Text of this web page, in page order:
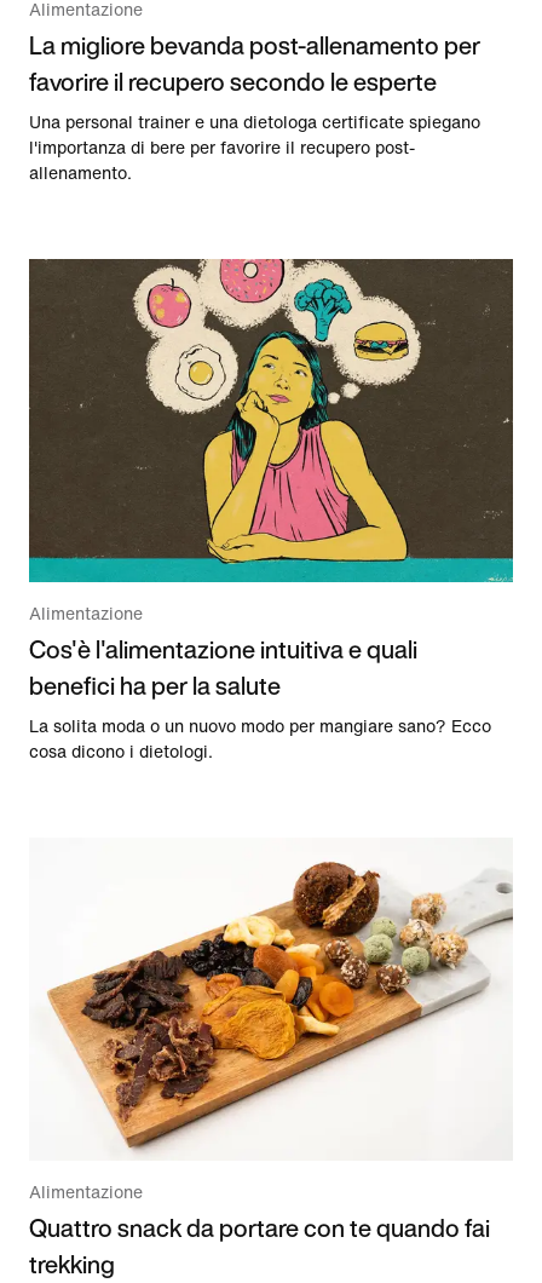
Alimentazione
La migliore bevanda post-allenamento per
favorire il recupero secondo le esperte
Una personal trainer e una dietologa certificate spiegano
l'importanza di bere per favorire il recupero post-
allenamento.
Alimentazione
Cos'è l'alimentazione intuitiva e quali
benefici ha per la salute
La solita moda o un nuovo modo per mangiare sano? Ecco
cosa dicono i dietologi.
Alimentazione
Quattro snack da portare con te quando fai
trekking